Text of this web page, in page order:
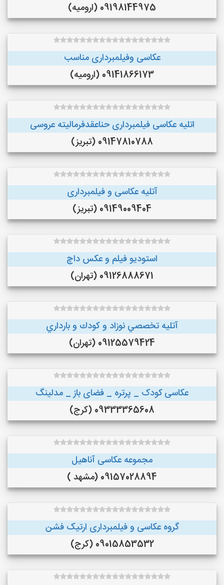
09198144975 (ارومیه)
عکاسی وفیلمبرداری مناسب
09141866173 (ارومیه)
اتلیه عکاسی فیلمبرداری حناعقدفرمالیته عروسی
09147810788 (تبریز)
آتلیه عکاسی و فیلمبرداری
09149009404 (تبریز)
استودیو فیلم و عکس داچ
09126888671 (تهران)
آتليه تخصصي نوزاد و كودك و بارداري
09125579424 (تهران)
عکاسی کودک _ پرتره _ فضای باز _ مدلینگ
09333365608 (کرج)
مجموعه عکاسی آناهیل
09157028894 (مشهد )
گروه عکاسی و فیلمبرداری ارتیک فشن
09015853532 (کرج)